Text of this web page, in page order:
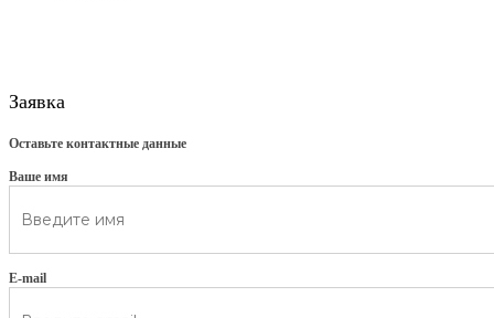
Заявка
Оставьте контактные данные
Ваше имя
E-mail